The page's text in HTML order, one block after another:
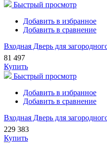
Быстрый просмотр
Добавить в избранное
Добавить в сравнение
Входная Дверь для
81 497
Купить
Быстрый просмотр
Добавить в избранное
Добавить в сравнение
Входная Дверь для
229 383
Купить